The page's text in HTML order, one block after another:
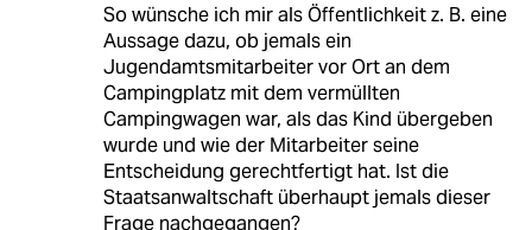
So wünsche ich mir als Öffentlichkeit z. B. eine
Aussage dazu, ob jemals ein
Jugendamtsmitarbeiter vor Ort an dem
Campingplatz mit dem vermüllten
Campingwagen war, als das Kind übergeben
wurde und wie der Mitarbeiter seine
Entscheidung gerechtfertigt hat. Ist die
Staatsanwaltschaft überhaupt jemals dieser
Frage nachgegangen?